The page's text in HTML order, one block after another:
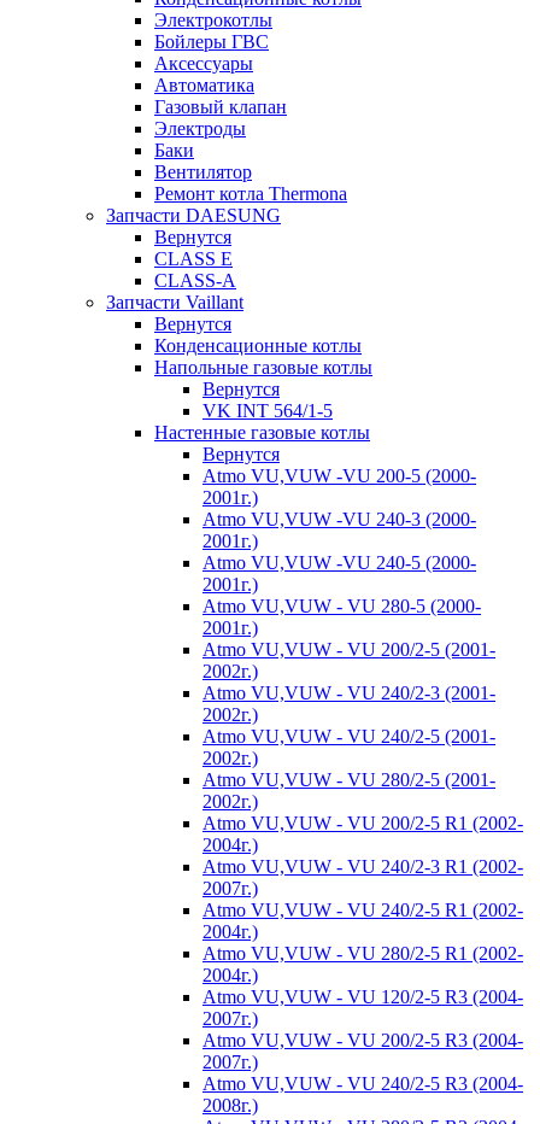
Электрокотлы
Бойлеры ГВС
Аксессуары
Автоматика
Газовый клапан
Электроды
Баки
Вентилятор
Ремонт котла Thermona
Запчасти DAESUNG
Вернутся
CLASS E
CLASS-A
Запчасти Vaillant
Вернутся
Конденсационные котлы
Напольные газовые котлы
Вернутся
VK INT 564/1-5
Настенные газовые котлы
Вернутся
Atmo VU,VUW -VU 200-5 (2000-
2001г.)
Atmo VU,VUW -VU 240-3 (2000-
2001г.)
Atmo VU,VUW -VU 240-5 (2000-
2001г.)
Atmo VU,VUW - VU 280-5 (2000-
2001г.)
Atmo VU,VUW - VU 200/2-5 (2001-
2002г.)
Atmo VU,VUW - VU 240/2-3 (2001-
2002г.)
Atmo VU,VUW - VU 240/2-5 (2001-
2002г.)
Atmo VU,VUW - VU 280/2-5 (2001-
2002г.)
Atmo VU,VUW - VU 200/2-5 R1 (2002-
2004г.)
Atmo VU,VUW - VU 240/2-3 R1 (2002-
2007г.)
Atmo VU,VUW - VU 240/2-5 R1 (2002-
2004г.)
Atmo VU,VUW - VU 280/2-5 R1 (2002-
2004г.)
Atmo VU,VUW - VU 120/2-5 R3 (2004-
2007г.)
Atmo VU,VUW - VU 200/2-5 R3 (2004-
2007г.)
Atmo VU,VUW - VU 240/2-5 R3 (2004-
2008г.)